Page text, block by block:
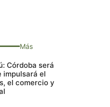
Más
Córdoba será
impulsará el
el comercio y